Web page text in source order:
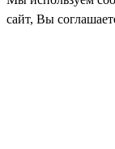
сайт, Вы